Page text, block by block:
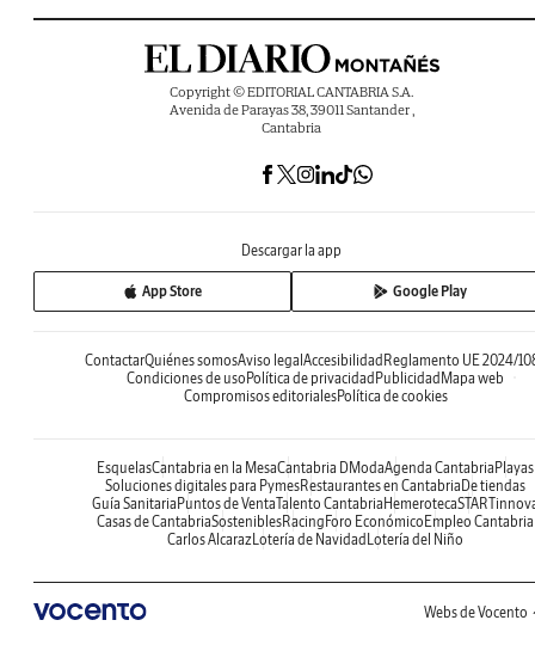
Copyright © EDITORIAL CANTABRIA S.A.
Avenida de Parayas 38, 39011 Santander ,
Cantabria
Descargar la app
App Store Google Play
ContactarQuiénes somosAviso legalAccesibilidadReglamento UE 2024/
Condiciones de usoPolítica de privacidadPublicidadMapa web
Compromisos editorialesPolítica de cookies
EsquelasCantabria en la MesaCantabria DModaAgenda CantabriaPlayas
Soluciones digitales para PymesRestaurantes en CantabriaDe tiendas
Guía SanitariaPuntos de VentaTalento CantabriaHemeroteca
Casas de CantabriaSosteniblesRacingForo EconómicoEmpleo Cantabria
Carlos AlcarazLotería de NavidadLotería del Niño
Webs de Vocento